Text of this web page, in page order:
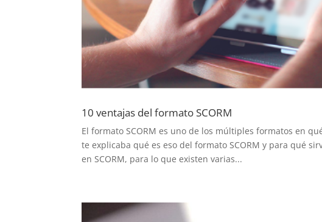
10 ventajas del formato SCORM
El formato SCORM es uno de los múltiples formatos en
te explicaba qué es eso del formato SCORM y para qué
en SCORM, para lo que existen varias...